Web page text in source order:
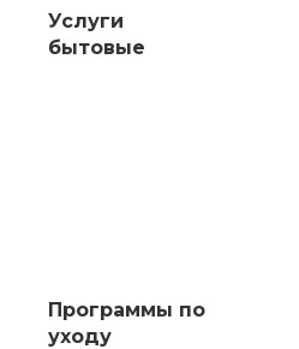
Услуги
бытовые
Программы по
уходу